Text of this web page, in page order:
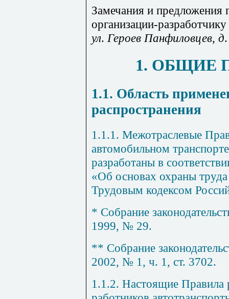
Замечания и предложения
организации-
ул. Героев Панфиловцев, д
1. ОБЩИЕ
1.1. Область
распространения
1.1.1. Межотраслевые
автомобильном
разработаны в
«Об основах охраны
Трудовым кодексом
* Собрание
1999, № 29.
** Собрание
2002, № 1, ч. 1, ст. 3702.
1.1.2. Настоящие Правила